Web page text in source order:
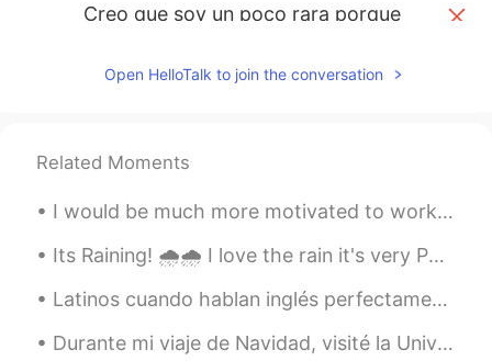
Creo que soy un poco rara porque
medianoche.
gustaba quedarme despierta después
EN ES
@Miguelgracias normalmente el error es
Open HelloTalk to join the conversation
Related Moments
I would be much more motivated to work out it if I saw an after picture of myself 😂😂😂😂 Sooooo ...
Its Raining! 🌧🌧 I love the rain it's very Peaceful and relaxing to watch. Whats your favorite typ...
Latinos cuando hablan inglés perfectamenta: Sorry for my English, I'm not a native speaker! ¡Ust...
Durante mi viaje de Navidad, visité la Universidad de Tennessee, donde me gradué. Esta estatua es...